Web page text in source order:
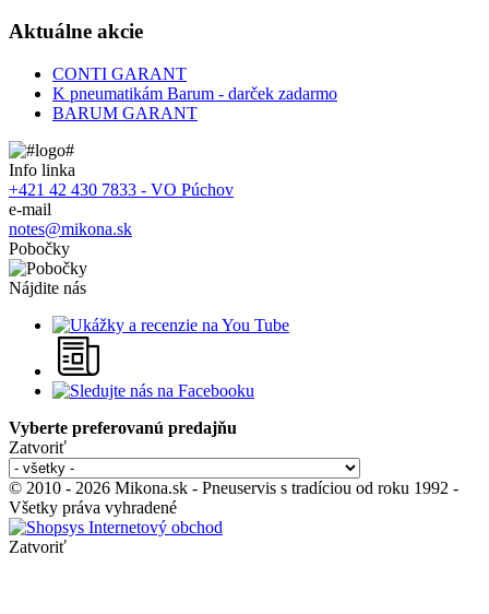
Aktuálne akcie
CONTI GARANT
K pneumatikám Barum - darček zadarmo
BARUM GARANT
Info linka
+421 42 430 7833 - VO Púchov
e-mail
notes@mikona.sk
Pobočky
Nájdite nás
Vyberte preferovanú predajňu
Zatvoriť
© 2010 - 2026 Mikona.sk - Pneuservis s tradíciou od roku 1992 -
Všetky práva vyhradené
Zatvoriť